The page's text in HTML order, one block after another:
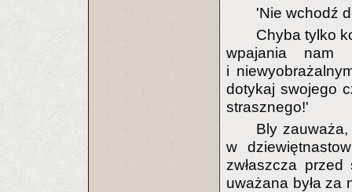
'Nie wchodź
Chyba tylko
wpajania nam
i
dotykaj swojego
strasznego!'
Bly
w
zwłaszcza
uważana była za